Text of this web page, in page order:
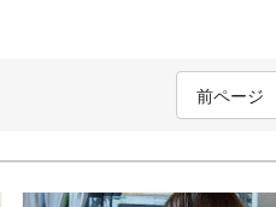
前ページ